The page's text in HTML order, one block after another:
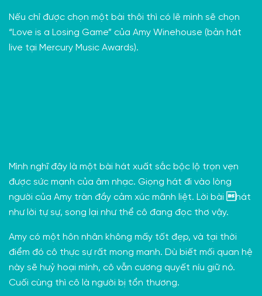
Nếu chỉ được chọn một bài thôi thì có lẽ mình sẽ chọn
“Love is a Losing Game” của Amy Winehouse (bản hát
live tại Mercury Music Awards).
Mình nghĩ đây là một bài hát xuất sắc bộc lộ trọn vẹn
được sức mạnh của âm nhạc. Giọng hát đi vào lòng
người của Amy tràn đầy cảm xúc mãnh liệt. Lời bài hát
như lời tự sự, song lại như thể cô đang đọc thơ vậy.
Amy có một hôn nhân không mấy tốt đẹp, và tại thời
điểm đó cô thực sự rất mong manh. Dù biết mối quan hệ
này sẽ huỷ hoại mình, cô vẫn cương quyết níu giữ nó.
Cuối cùng thì cô là người bị tổn thương.